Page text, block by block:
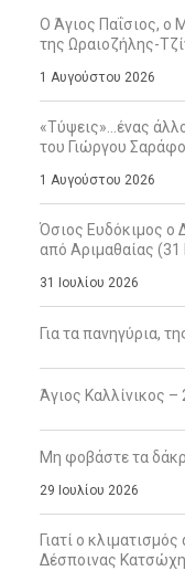
Ο Άγιος Παΐσιος, ο
της Ωραιοζήλης-
1 Αυγούστου 2026
«Τύψεις»…ένας
του Γιώργου
1 Αυγούστου 2026
Όσιος Ευδόκιμος ο
από Αριμαθαίας (31
31 Ιουλίου 2026
Για τα πανηγύρια,
Άγιος Καλλίνικος –
Μη φοβάστε τα
29 Ιουλίου 2026
Γιατί ο
Δέσποινας Κατσώχη